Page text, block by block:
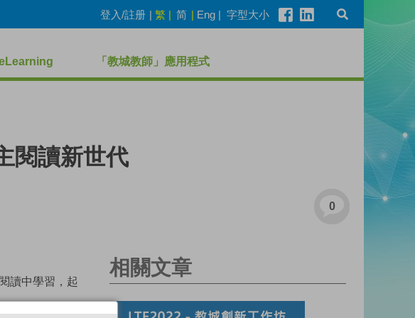
登入/註册 | 繁 | 简 | Eng | 字型大小
「教城教師」應用程式
閱讀新世代
0
讀中學習，起
相關文章